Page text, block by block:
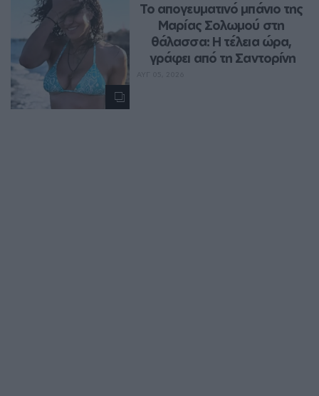
Το απογευματινό μπάνιο της
Μαρίας Σολωμού στη
θάλασσα: Η τέλεια ώρα,
γράφει από τη Σαντορίνη